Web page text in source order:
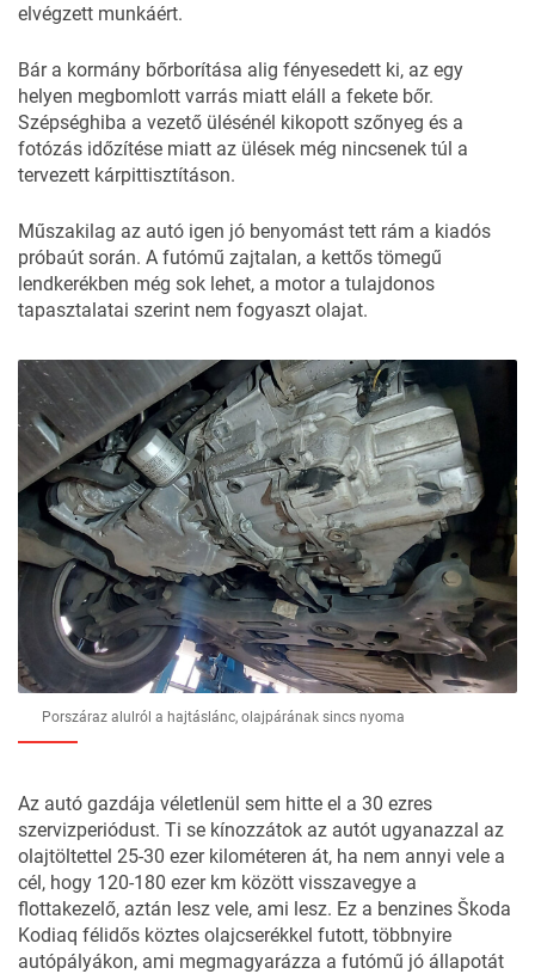
elvégzett munkáért.
Bár a kormány bőrborítása alig fényesedett ki, az egy
helyen megbomlott varrás miatt eláll a fekete bőr.
Szépséghiba a vezető ülésénél kikopott szőnyeg és a
fotózás időzítése miatt az ülések még nincsenek túl a
tervezett kárpittisztításon.
Műszakilag az autó igen jó benyomást tett rám a kiadós
próbaút során. A futómű zajtalan, a kettős tömegű
lendkerékben még sok lehet, a motor a tulajdonos
tapasztalatai szerint nem fogyaszt olajat.
Porszáraz alulról a hajtáslánc, olajpárának sincs nyoma
Az autó gazdája véletlenül sem hitte el a 30 ezres
szervizperiódust. Ti se kínozzátok az autót ugyanazzal az
olajtöltettel 25-30 ezer kilométeren át, ha nem annyi vele a
cél, hogy 120-180 ezer km között visszavegye a
flottakezelő, aztán lesz vele, ami lesz. Ez a benzines Škoda
Kodiaq félidős köztes olajcserékkel futott, többnyire
autópályákon, ami megmagyarázza a futómű jó állapotát